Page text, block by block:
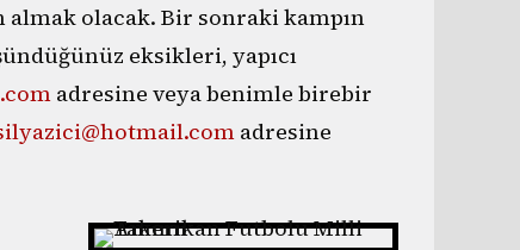
olacak. Bir sonraki kampın
eksikleri, yapıcı
adresine veya benimle birebir
adresine